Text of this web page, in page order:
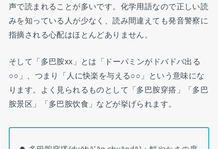
声で読まれることが多いです。化学用語なので正しい読
みを知っている人が少なく、読み間違えても発音警察に
指摘される心配はほとんどありません。
そして「多巴胺xx」とは「ドーパミンがドバドバ出る
○○」、つまり「人に快楽を与える○○」という意味にな
ります。よく見られるものとして「多巴胺穿搭」「多巴
胺景区」「多巴胺饮食」などが挙げられます。